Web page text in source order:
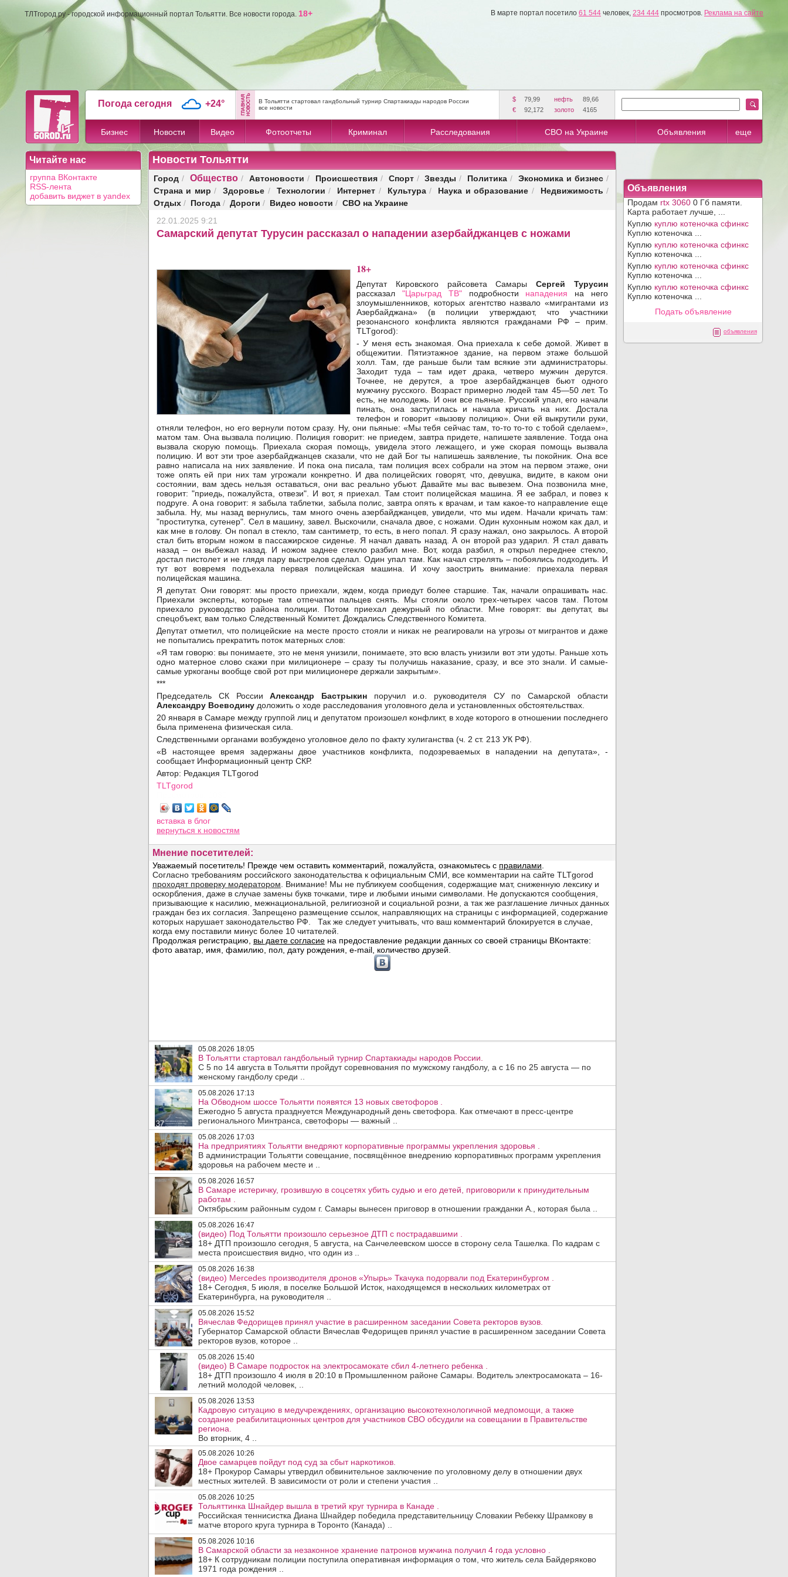
ТЛТгород.ру - городской информационный портал Тольятти. Все новости города. 18+ В марте портал посетило 61 544 человек, 234 444 просмотров. Реклама на сайте
Погода сегодня +24°
В Тольятти стартовал гандбольный турнир Спартакиады народов России
все новости
$ 79,99 нефть
89,66
€
92,172 золото 4165
Бизнес Новости Видео Фотоотчеты Криминал Расследования СВО на Украине Объявления еще
Читайте нас
группа ВКонтакте
RSS-лента
добавить виджет в yandex
Новости Тольятти
Город / Общество/ Автоновости / Происшествия/ Спорт/ Звезды / Политика / Экономика и бизнес /
Страна и мир / Здоровье / Технологии / Интернет / Культура/ Наука и образование / Недвижимость /
Отдых / Погода / Дороги / Видео новости / СВО на Украине
22.01.2025 9:21
Самарский депутат Турусин рассказал о нападении азербайджанцев с ножами
18+
Депутат Кировского райсовета СамарыСергей Турусин
рассказал "Царьград ТВ"подробности нападения на него
злоумышленников, которых агентство назвало «мигрантами из
Азербайджана» (в полиции утверждают, что участники
резонансного конфликта являются гражданами РФ – прим.
TLTgorod):
- У меня есть знакомая. Она приехала к себе домой. Живет в
общежитии. Пятиэтажное здание, на первом этаже большой
холл. Там, где раньше были там всякие эти администраторы.
Заходит туда – там идет драка, четверо мужчин дерутся.
Точнее, не дерутся, а трое азербайджанцев бьют одного
мужчину русского. Возраст примерно людей там 45—50 лет. То
есть, не молодежь. И они все пьяные. Русский упал, его начали
пинать, она заступилась и начала кричать на них. Достала
телефон и говорит «вызову полицию». Они ей выкрутили руки,
отняли телефон, но его вернули потом сразу. Ну, они пьяные: «Мы тебя сейчас там, то-то то-то с тобой сделаем»,
матом там. Она вызвала полицию. Полиция говорит: не приедем, завтра придете, напишете заявление. Тогда она
вызвала скорую помощь. Приехала скорая помощь, увидела этого лежащего, и уже скорая помощь вызвала
полицию. И вот эти трое азербайджанцев сказали, что не дай Бог ты напишешь заявление, ты покойник. Она все
равно написала на них заявление. И пока она писала, там полиция всех собрали на этом на первом этаже, они
тоже опять ей при них там угрожали конкретно. И два полицейских говорят, что, девушка, видите, в каком они
состоянии, вам здесь нельзя оставаться, они вас реально убьют. Давайте мы вас вывезем. Она позвонила мне,
говорит: "приедь, пожалуйста, отвези". И вот, я приехал. Там стоит полицейская машина. Я ее забрал, и повез к
подруге. А она говорит: я забыла таблетки, забыла полис, завтра опять к врачам, и там какое-то направление еще
забыла. Ну, мы назад вернулись, там много очень азербайджанцев, увидели, что мы идем. Начали кричать там:
"проститутка, сутенер". Сел в машину, завел. Выскочили, сначала двое, с ножами. Один кухонным ножом как дал, и
как мне в голову. Он попал в стекло, там сантиметр, то есть, в него попал. Я сразу нажал, оно закрылось. А второй
стал бить вторым ножом в пассажирское сиденье. Я начал давать назад. А он второй раз ударил. Я стал давать
назад – он выбежал назад. И ножом заднее стекло разбил мне. Вот, когда разбил, я открыл переднее стекло,
достал пистолет и не глядя пару выстрелов сделал. Один упал там. Как начал стрелять – побоялись подходить. И
тут вот вовремя подъехала первая полицейская машина. И хочу заострить внимание: приехала первая
полицейская машина.
Я депутат. Они говорят: мы просто приехали, ждем, когда приедут более старшие. Так, начали опрашивать нас.
Приехали эксперты, которые там отпечатки пальцев снять. Мы стояли около трех-четырех часов там. Потом
приехало руководство района полиции. Потом приехал дежурный по области. Мне говорят: вы депутат, вы
спецобъект, вам только Следственный Комитет. Дождались Следственного Комитета.
Депутат отметил, что полицейские на месте просто стояли и никак не реагировали на угрозы от мигрантов и даже
не попытались прекратить поток матерных слов:
«Я там говорю: вы понимаете, это не меня унизили, понимаете, это всю власть унизили вот эти удоты. Раньше хоть
одно матерное слово скажи при милиционере – сразу ты получишь наказание, сразу, и все это знали. И самые-
самые уркоганы вообще свой рот при милиционере держали закрытым».
***
Председатель СК РоссииАлександр Бастрыкин поручил и.о. руководителя СУ по Самарской области
Александру Воеводину доложить о ходе расследования уголовного дела и установленных обстоятельствах.
20 января в Самаре между группой лиц и депутатом произошел конфликт, в ходе которого в отношении последнего
была применена физическая сила.
Следственными органами возбуждено уголовное дело по факту хулиганства (ч. 2 ст. 213 УК РФ).
«В настоящее время задержаны двое участников конфликта, подозреваемых в нападении на депутата», -
сообщает Информационный центр СКР.
Автор: Редакция TLTgorod
TLTgorod
вставка в блог
вернуться к новостям
Мнение посетителей:
05.08.2026 18:05
В Тольятти стартовал гандбольный турнир Спартакиады народов России.
С 5 по 14 августа в Тольятти пройдут соревнования по мужскому гандболу, а с 16 по 25 августа — по
женскому гандболу среди ..
05.08.2026 17:13
На Обводном шоссе Тольятти появятся 13 новых светофоров .
Ежегодно 5 августа празднуется Международный день светофора. Как отмечают в пресс-центре
регионального Минтранса, светофоры — важный ..
05.08.2026 17:03
На предприятиях Тольятти внедряют корпоративные программы укрепления здоровья .
В администрации Тольятти совещание, посвящённое внедрению корпоративных программ укрепления
здоровья на рабочем месте и ..
05.08.2026 16:57
В Самаре истеричку, грозившую в соцсетях убить судью и его детей, приговорили к принудительным
работам .
Октябрьским районным судом г. Самары вынесен приговор в отношении гражданки А., которая была ..
05.08.2026 16:47
(видео) Под Тольятти произошло серьезное ДТП с пострадавшими .
18+ ДТП произошло сегодня, 5 августа, на Санчелеевском шоссе в сторону села Ташелка. По кадрам с
места происшествия видно, что один из ..
05.08.2026 16:38
(видео) Mercedes производителя дронов «Упырь» Ткачука подорвали под Екатеринбургом .
18+ Сегодня, 5 июля, в поселке Большой Исток, находящемся в нескольких километрах от
Екатеринбурга, на руководителя ..
05.08.2026 15:52
Вячеслав Федорищев принял участие в расширенном заседании Совета ректоров вузов.
Губернатор Самарской области Вячеслав Федорищев принял участие в расширенном заседании Совета
ректоров вузов, которое ..
05.08.2026 15:40
(видео) В Самаре подросток на электросамокате сбил 4-летнего ребенка .
18+ ДТП произошло 4 июля в 20:10 в Промышленном районе Самары. Водитель электросамоката – 16-
летний молодой человек, ..
05.08.2026 13:53
Кадровую ситуацию в медучреждениях, организацию высокотехнологичной медпомощи, а также
создание реабилитационных центров для участников СВО обсудили на совещании в Правительстве
региона.
Во вторник, 4 ..
05.08.2026 10:26
Двое самарцев пойдут под суд за сбыт наркотиков.
18+ Прокурор Самары утвердил обвинительное заключение по уголовному делу в отношении двух
местных жителей. В зависимости от роли и степени участия ..
05.08.2026 10:25
Тольяттинка Шнайдер вышла в третий круг турнира в Канаде .
Российская теннисистка Диана Шнайдер победила представительницу Словакии Ребекку Шрамкову в
матче второго круга турнира в Торонто (Канада) ..
05.08.2026 10:16
В Самарской области за незаконное хранение патронов мужчина получил 4 года условно .
18+ К сотрудникам полиции поступила оперативная информация о том, что житель села Байдеряково
1971 года рождения ..
Объявления
Продам rtx 3060 0 Гб памяти.
Карта работает лучше, ...
Куплю куплю котеночка сфинкс
Куплю котеночка ...
Куплю куплю котеночка сфинкс
Куплю котеночка ...
Куплю куплю котеночка сфинкс
Куплю котеночка ...
Куплю куплю котеночка сфинкс
Куплю котеночка ...
Подать объявление
объявления